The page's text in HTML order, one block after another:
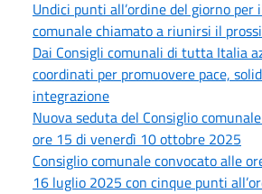
Undici punti all’ordine del giorno per
comunale chiamato a riunirsi il
Dai Consigli comunali di tutta Italia
coordinati per promuovere pace,
integrazione
Nuova seduta del Consiglio
ore 15 di venerdì 10 ottobre 2025
Consiglio comunale convocato alle
16 luglio 2025 con cinque punti